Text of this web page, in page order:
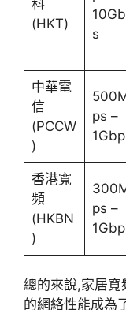
科
(HKT)
s
中華電
信
(PCCW
)
ps –
香港寬
頻
(HKBN
)
ps –
總的來說,家居
的網絡性能成為